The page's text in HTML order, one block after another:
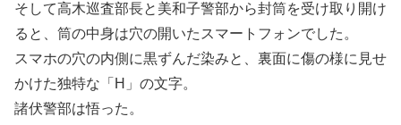
そして高木巡査部長と美和子警部から封筒を受け取り開け
ると、筒の中身は穴の開いたスマートフォンでした。
スマホの穴の内側に黒ずんだ染みと、裏面に傷の様に見せ
かけた独特な「H」の文字。
諸伏警部は悟った。